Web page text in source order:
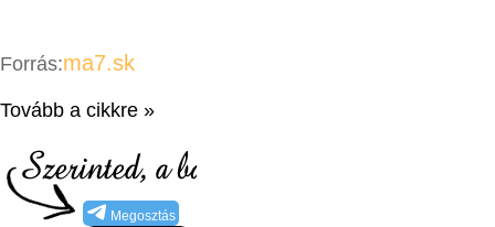
Forrás:ma7.sk
Tovább a cikkre »
Megosztás